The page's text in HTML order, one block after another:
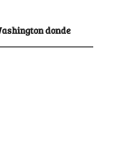
donde